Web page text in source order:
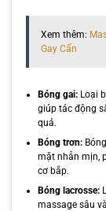
Xem thêm:
Gay Cấn
Bóng gai:Loại
giúp tác động
quả.
Bóng trơn:
mặt nhẵn mịn,
cơ bắp.
Bóng lacrosse:
massage sâu